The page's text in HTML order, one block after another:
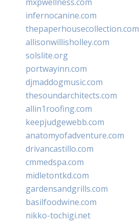
infernocanine.com
thepaperhousecollection.com
allisonwillisholley.com
solslite.org
portwayinn.com
djmaddogmusic.com
thesoundarchitects.com
allin1roofing.com
keepjudgewebb.com
anatomyofadventure.com
drivancastillo.com
cmmedspa.com
midletontkd.com
gardensandgrills.com
basilfoodwine.com
nikko-tochigi.net